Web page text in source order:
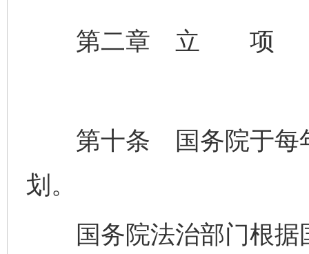
第二章 立 项
第十条 国务院于每年
划。
国务院法治部门根据